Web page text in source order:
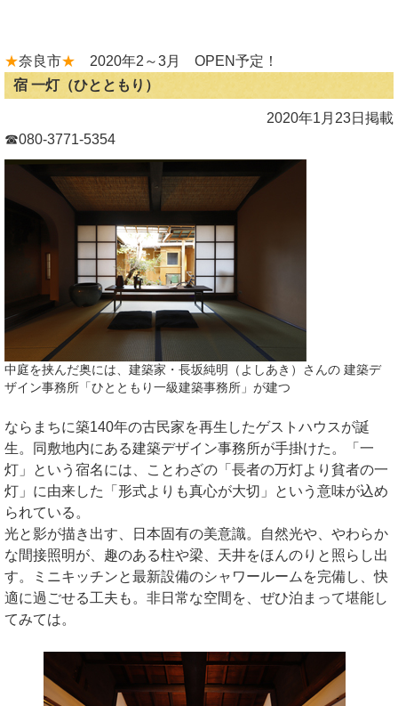
★奈良市★ 2020年2～3月 OPEN予定！
宿 一灯（ひとともり）
2020年1月23日掲載
☎080-3771-5354
中庭を挟んだ奥には、建築家・長坂純明（よしあき）さんの 建築デ
ザイン事務所「ひとともり一級建築事務所」が建つ
ならまちに築140年の古民家を再生したゲストハウスが誕
生。同敷地内にある建築デザイン事務所が手掛けた。「一
灯」という宿名には、ことわざの「長者の万灯より貧者の一
灯」に由来した「形式よりも真心が大切」という意味が込め
られている。
光と影が描き出す、日本固有の美意識。自然光や、やわらか
な間接照明が、趣のある柱や梁、天井をほんのりと照らし出
す。ミニキッチンと最新設備のシャワールームを完備し、快
適に過ごせる工夫も。非日常な空間を、ぜひ泊まって堪能し
てみては。